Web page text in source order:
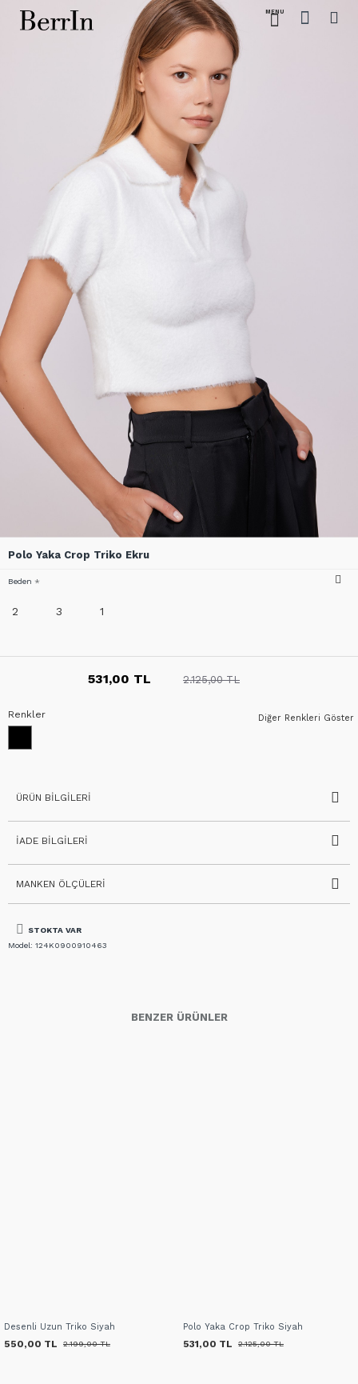
Polo Yaka Crop Triko Ekru
STOKTA VAR
Model: 124K0900910463
531,00 TL 2.125,00 TL
Beden
2 3 1
Diğer Renkleri Göster
Renkler
ÜRÜN BILGILERI
İADE BILGILERI
MANKEN ÖLÇÜLERI
BENZER ÜRÜNLER
Desenli Uzun Triko Siyah
550,00 TL 2.199,00 TL
Polo Yaka Crop Triko Siyah
531,00 TL 2.125,00 TL